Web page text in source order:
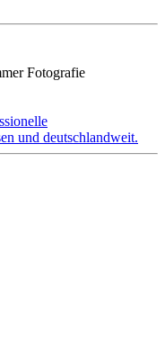
Fotografie
und deutschlandweit.